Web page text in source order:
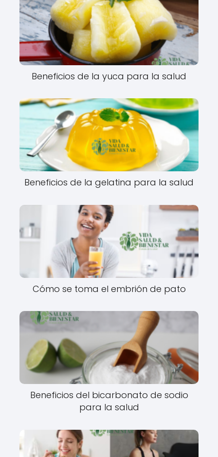
Beneficios de la yuca para la salud
Beneficios de la gelatina para la salud
Cómo se toma el embrión de pato
Beneficios del bicarbonato de sodio
para la salud